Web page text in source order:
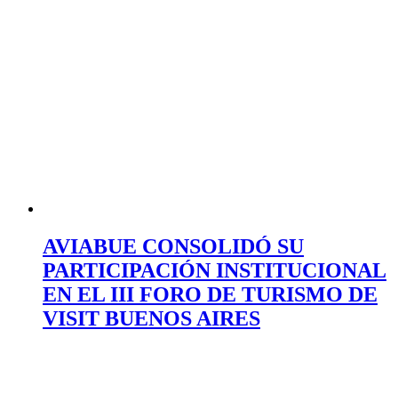
AVIABUE CONSOLIDÓ SU
PARTICIPACIÓN INSTITUCIONAL
EN EL III FORO DE TURISMO DE
VISIT BUENOS AIRES